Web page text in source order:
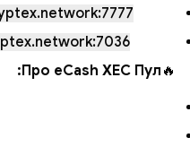
🔥
Про eCash XEC Пул: